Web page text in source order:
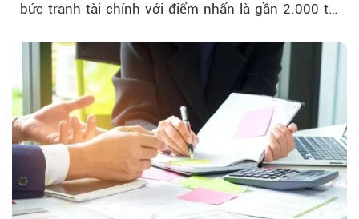
bức tranh tài chính với điểm nhấn là gần 2.000 tỷ